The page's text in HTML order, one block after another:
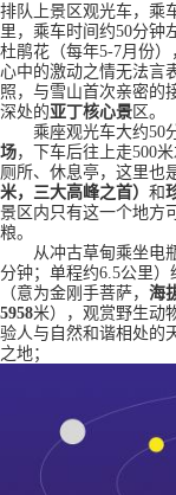
排队上景区观光车，乘
里，乘车时间约50分钟
杜鹃花（每年5-7月份）
心中的激动之情无法言
照，与雪山首次亲密的
深处的亚丁核心景 区。
乘座观光车大约50
场，下车后往上走500
厕所、休息亭，这里也
米，三大高峰之首） 和
景区内只有这一个地方
粮。
从冲古草甸乘坐电
分钟；单程约6.5公里）
（意为金刚手菩萨， 海
5958米），观赏野生动
验人与自然和谐相处的
之地；